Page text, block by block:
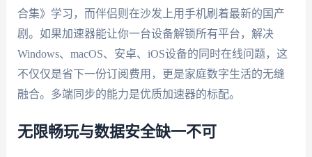
合集》学习，而伴侣则在沙发上用手机刷着最新的国产
剧。如果加速器能让你一台设备解锁所有平台，解决
Windows、macOS、安卓、iOS设备的同时在线问题，这
不仅仅是省下一份订阅费用，更是家庭数字生活的无缝
融合。多端同步的能力是优质加速器的标配。
无限畅玩与数据安全缺一不可